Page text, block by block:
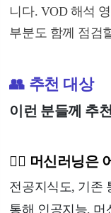
니다. VOD 해석
부분도 함께 점검
👥 추천 대상
이런 분들께 추
🙋‍♂️ 머신러닝은
전공지식도, 기존
통해 인공지능, 머